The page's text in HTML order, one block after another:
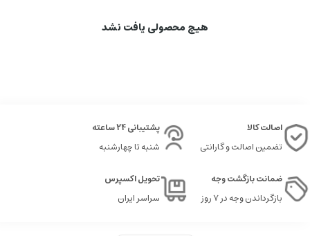
هیچ محصولی یافت نشد
اصالت کالا
تضمین اصالت و گارانتی
پشتیبانی 24 ساعته
شنبه تا چهارشنبه
ضمانت بازگشت وجه
بازگرداندن وجه در ۷ روز
تحویل اکسپرس
سراسر ایران